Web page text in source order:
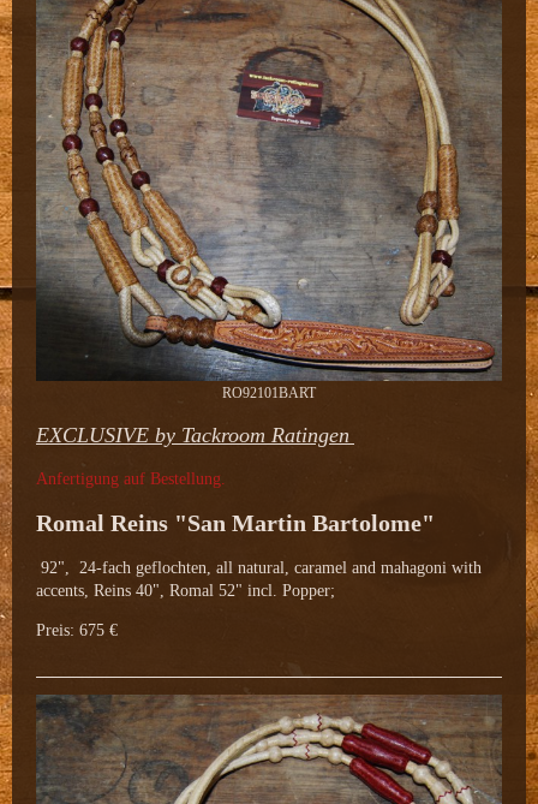
RO92101BART
EXCLUSIVE by Tackroom Ratingen
Anfertigung auf Bestellung.
Romal Reins "San Martin Bartolome"
92", 24-fach geflochten, all natural, caramel and mahagoni with
accents, Reins 40", Romal 52" incl. Popper;
Preis: 675 €